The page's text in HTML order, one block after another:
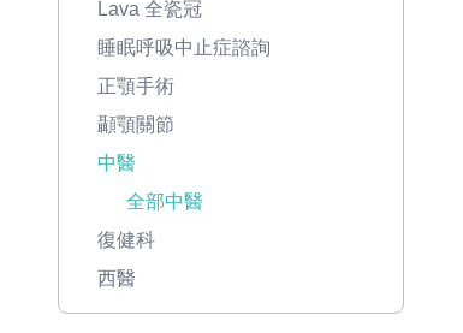
Lava 全瓷冠
睡眠呼吸中止症諮詢
正顎手術
顳顎關節
中醫
全部中醫
復健科
西醫